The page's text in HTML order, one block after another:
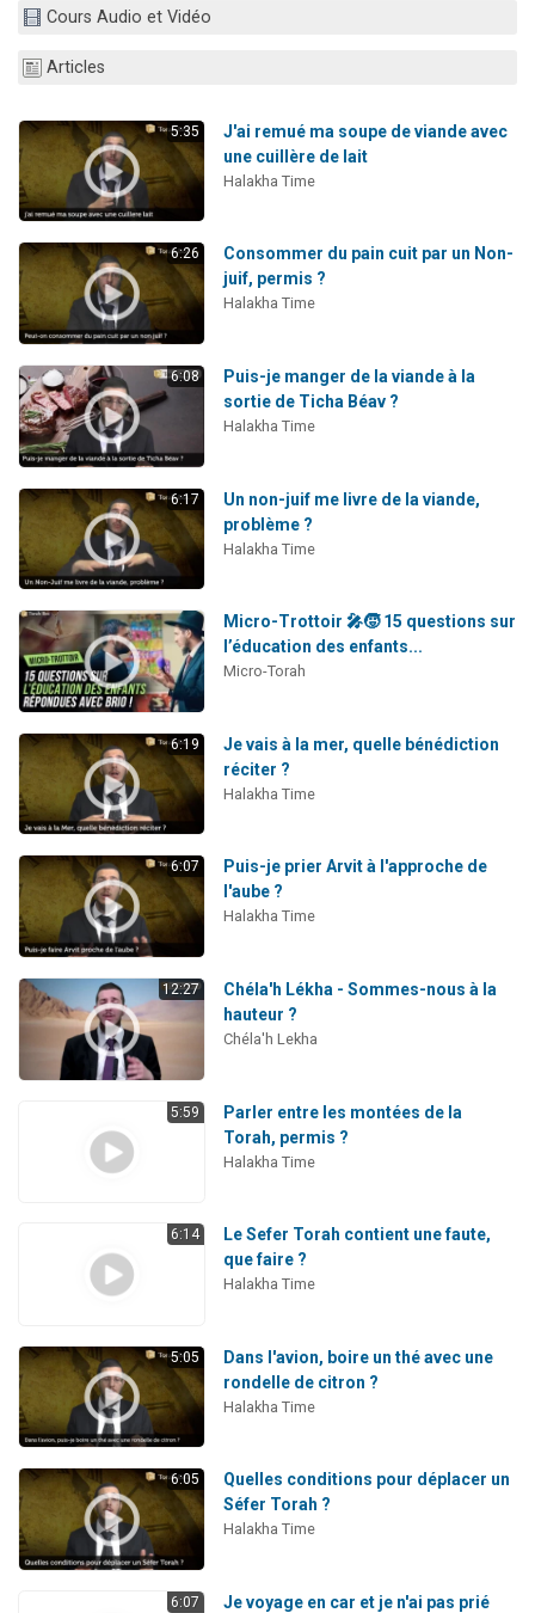
12 nouvelles musiques dans Torah-Box Music
Cours Audio et Vidéo
Articles
5:35
J'ai remué ma soupe de viande avec
une cuillère de lait
Halakha Time
6:26
Consommer du pain cuit par un Non-
juif, permis ?
Halakha Time
6:08
Puis-je manger de la viande à la
sortie de Ticha Béav ?
Halakha Time
6:17
Un non-juif me livre de la viande,
problème ?
Halakha Time
Micro-Trottoir 🎤🧒 15 questions sur
l’éducation des enfants...
Micro-Torah
6:19
Je vais à la mer, quelle bénédiction
réciter ?
Halakha Time
6:07
Puis-je prier Arvit à l'approche de
l'aube ?
Halakha Time
12:27
Chéla'h Lékha - Sommes-nous à la
hauteur ?
Chéla'h Lekha
5:59
Parler entre les montées de la
Torah, permis ?
Halakha Time
6:14
Le Sefer Torah contient une faute,
que faire ?
Halakha Time
5:05
Dans l'avion, boire un thé avec une
rondelle de citron ?
Halakha Time
6:05
Quelles conditions pour déplacer un
Séfer Torah ?
Halakha Time
6:07
Je voyage en car et je n'ai pas prié